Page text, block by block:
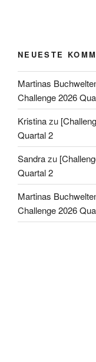
NEUESTE
Martinas
Challenge 2026
Kristinazu
Quartal 2
Sandrazu
Quartal 2
Martinas
Challenge 2026